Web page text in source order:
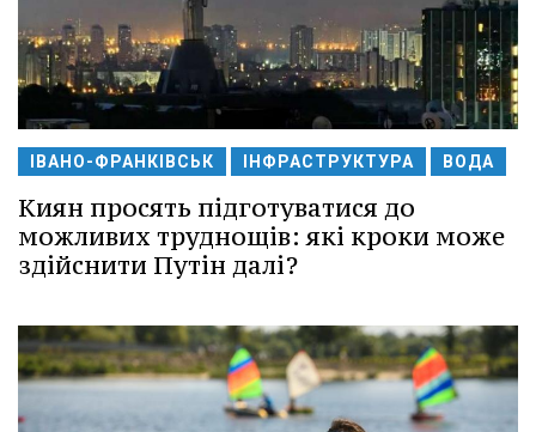
ІВАНО-ФРАНКІВСЬК ІНФРАСТРУКТУРА ВОДА
Киян просять підготуватися до
можливих труднощів: які кроки може
здійснити Путін далі?